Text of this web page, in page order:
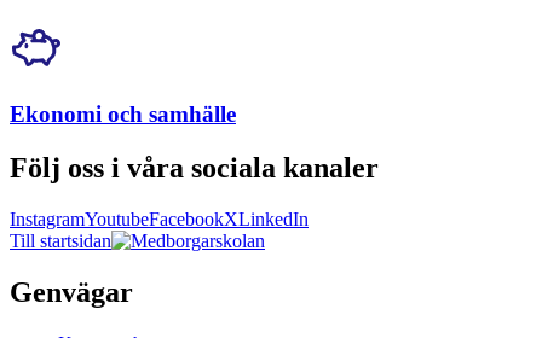
Ekonomi och samhälle
Följ oss i våra sociala kanaler
InstagramYoutubeFacebookXLinkedIn
Till startsidan
Genvägar